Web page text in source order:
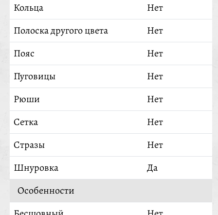
Кольца
Нет
Полоска другого цвета
Нет
Пояс
Нет
Пуговицы
Нет
Рюши
Нет
Сетка
Нет
Стразы
Нет
Шнуровка
Да
Особенности